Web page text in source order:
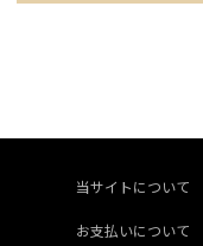
当サイトについて
お支払いについて